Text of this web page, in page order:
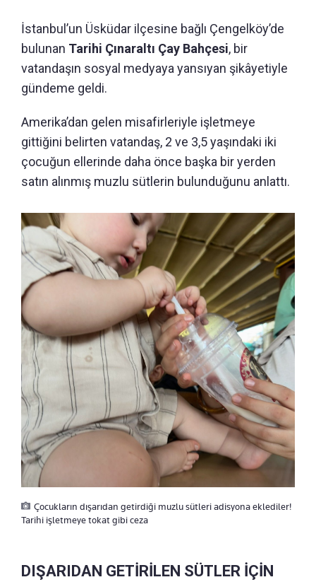
İstanbul’un Üsküdar ilçesine bağlı Çengelköy’de
bulunan Tarihi Çınaraltı Çay Bahçesi, bir
vatandaşın sosyal medyaya yansıyan şikâyetiyle
gündeme geldi.
Amerika’dan gelen misafirleriyle işletmeye
gittiğini belirten vatandaş, 2 ve 3,5 yaşındaki iki
çocuğun ellerinde daha önce başka bir yerden
satın alınmış muzlu sütlerin bulunduğunu anlattı.
Çocukların dışarıdan getirdiği muzlu sütleri adisyona eklediler!
Tarihi işletmeye tokat gibi ceza
DIŞARIDAN GETİRİLEN SÜTLER İÇİN